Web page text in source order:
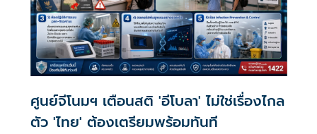
ศูนย์จีโนมฯ เตือนสติ 'อีโบลา' ไม่ใช่เรื่องไกล
ตัว 'ไทย' ต้องเตรียมพร้อมทันที